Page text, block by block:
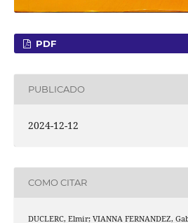
PDF
PUBLICADO
2024-12-12
COMO CITAR
DUCLERC, Elmir; VIANNA FERNANDEZ,